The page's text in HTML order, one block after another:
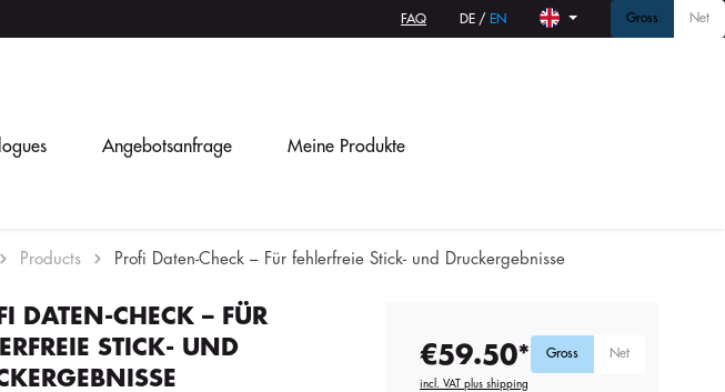
FAQ DE / EN Gross Net
Angebotsanfrage Meine Produkte
Products Profi Daten-Check – Für fehlerfreie Stick- und Druckergebnisse
DATEN-CHECK – FÜR
STICK- UND
€59.50*
incl. VAT plus shipping
Gross Net